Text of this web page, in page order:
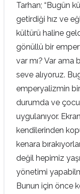
Tarhan; “Bugün
getirdiği hız ve
kültürü haline
gönüllü bir
var mı? Var
seve alıyoruz.
emperyalizmin
durumda ve
uygulanıyor.
kendilerinden
kenara
değil hepimiz
yönetimi
Bunun için önce